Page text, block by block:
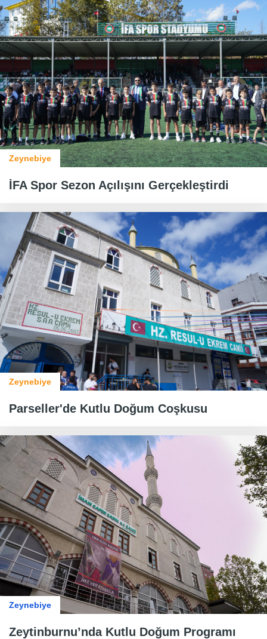
Zeynebiye
İFA Spor Sezon Açılışını Gerçekleştirdi
Zeynebiye
​​​​​​​Parseller'de Kutlu Doğum Coşkusu
Zeynebiye
Zeytinburnu’nda Kutlu Doğum Programı